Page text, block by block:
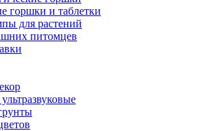
горшки и таблетки
для растений
питомцев